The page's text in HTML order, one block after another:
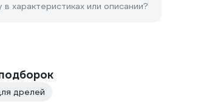
характеристиках или описании?
дрелей